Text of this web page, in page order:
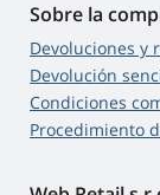
Sobre la
Devoluciones y
Devolución
Condiciones
Procedimiento